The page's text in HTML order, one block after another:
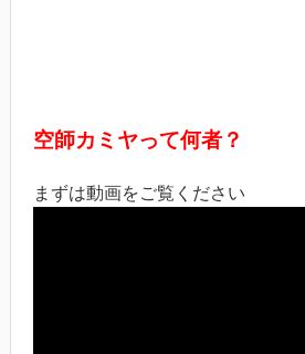
空師カミヤって何者？
まずは動画をご覧ください